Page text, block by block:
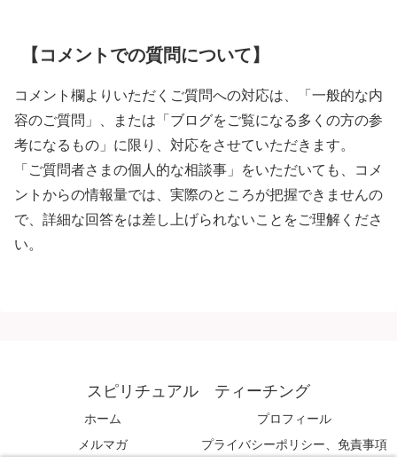
【コメントでの質問について】
コメント欄よりいただくご質問への対応は、「一般的な内
容のご質問」、または「ブログをご覧になる多くの方の参
考になるもの」に限り、対応をさせていただきます。
「ご質問者さまの個人的な相談事」をいただいても、コメ
ントからの情報量では、実際のところが把握できませんの
で、詳細な回答をは差し上げられないことをご理解くださ
い。
スピリチュアル ティーチング
ホーム
プロフィール
メルマガ
プライバシーポリシー、免責事項